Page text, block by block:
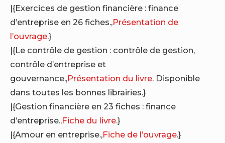
|{Exercices de gestion financière : finance
d’entreprise en 26 fiches.,Présentation de
l’ouvrage.}
|{Le contrôle de gestion : contrôle de gestion,
contrôle d’entreprise et
gouvernance.,Présentation du livre. Disponible
dans toutes les bonnes librairies.}
|{Gestion financière en 23 fiches : finance
d’entreprise.,Fiche du livre.}
|{Amour en entreprise.,Fiche de l’ouvrage.}